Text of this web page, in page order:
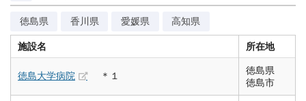
徳島県 香川県 愛媛県 高知県
施設名 所在地
徳島大学病院 ＊１
徳島県
徳島市